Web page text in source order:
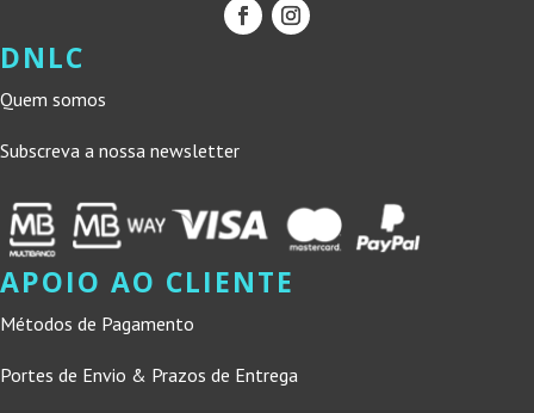
DNLC
Quem somos
Subscreva a nossa newsletter
APOIO AO CLIENTE
Métodos de Pagamento
Portes de Envio & Prazos de Entrega